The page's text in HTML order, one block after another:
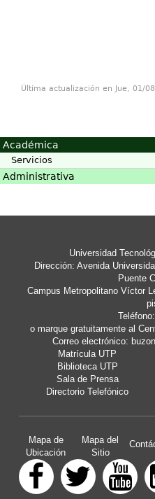
Última actualización en Jue, 01/
Académica
Servicios
Administrativa
Universidad
Dirección: Avenida
Puente
Campus Metropolitano Víctor
o marque gratuitamente al
Correo electrónico:
Matrícula UTP
Biblioteca UTP
Sala de Prensa
Directorio Telefónico
Mapa de
Ubicación
Mapa del
Sitio